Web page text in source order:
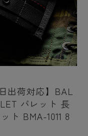
荷対応】BAL
バレット 長
ト BMA-1011 8